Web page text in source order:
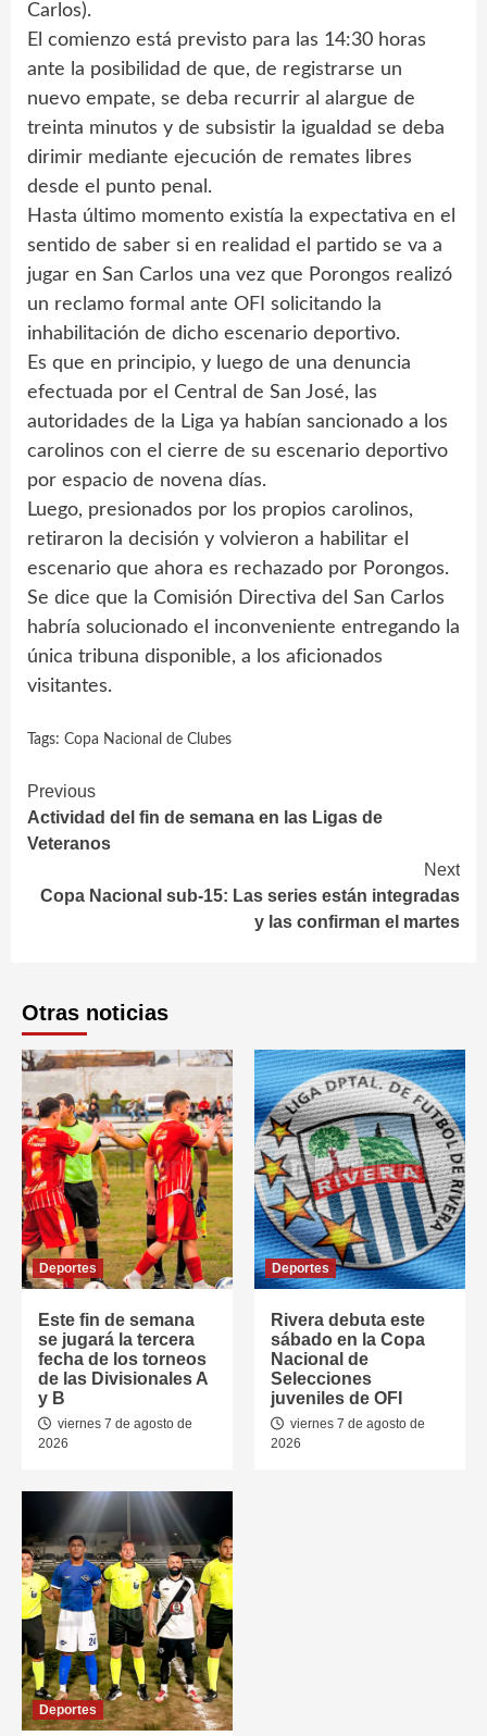
Carlos).
El comienzo está previsto para las 14:30 horas
ante la posibilidad de que, de registrarse un
nuevo empate, se deba recurrir al alargue de
treinta minutos y de subsistir la igualdad se deba
dirimir mediante ejecución de remates libres
desde el punto penal.
Hasta último momento existía la expectativa en el
sentido de saber si en realidad el partido se va a
jugar en San Carlos una vez que Porongos realizó
un reclamo formal ante OFI solicitando la
inhabilitación de dicho escenario deportivo.
Es que en principio, y luego de una denuncia
efectuada por el Central de San José, las
autoridades de la Liga ya habían sancionado a los
carolinos con el cierre de su escenario deportivo
por espacio de novena días.
Luego, presionados por los propios carolinos,
retiraron la decisión y volvieron a habilitar el
escenario que ahora es rechazado por Porongos.
Se dice que la Comisión Directiva del San Carlos
habría solucionado el inconveniente entregando la
única tribuna disponible, a los aficionados
visitantes.
Tags: Copa Nacional de Clubes
Continue
Reading
Previous
Actividad del fin de semana en las Ligas de
Veteranos
Next
Copa Nacional sub-15: Las series están integradas
y las confirman el martes
Otras noticias
Deportes
Este fin de semana
se jugará la tercera
fecha de los torneos
de las Divisionales A
y B
viernes 7 de agosto de
2026
Deportes
Rivera debuta este
sábado en la Copa
Nacional de
Selecciones
juveniles de OFI
viernes 7 de agosto de
2026
Deportes